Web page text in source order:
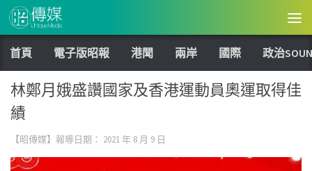
Skip to content
首頁 電子版昭報 港聞 兩岸 國際 政治
林鄭月娥盛讚國家及香港運動員奧運取得佳
績
【昭傳媒】報導日期： 2021 年 8 月 9 日